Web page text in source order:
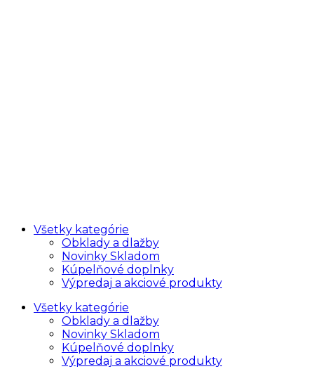
Všetky kategórie
Obklady a dlažby
Novinky Skladom
Kúpelňové doplnky
Výpredaj a akciové produkty
Všetky kategórie
Obklady a dlažby
Novinky Skladom
Kúpelňové doplnky
Výpredaj a akciové produkty